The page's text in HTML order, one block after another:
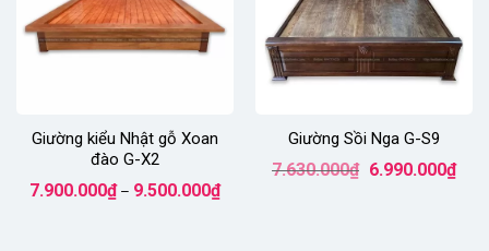
Giường kiểu Nhật gỗ Xoan
đào G-X2
7.900.000₫ – 9.500.000₫Khoảng
giá:
Giường Sồi Nga G-S9
7.630.000₫
Giá
gốc
6.990.000₫Giá
hiện